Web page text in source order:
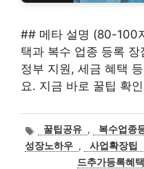
## 메타 설명 (80-100
택과 복수 업종 등록
정부 지원, 세금 혜택
요. 지금 바로 꿀팁 확
태
그
꿀팁공유 , 복수업종
성장노하우 , 사업확장팁
드추가등록혜택